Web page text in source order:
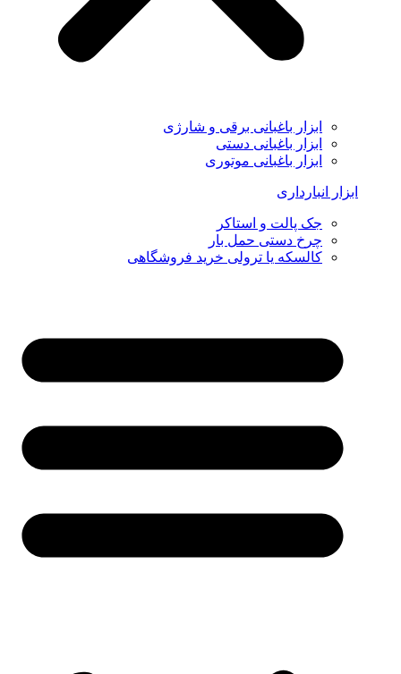
ابزار باغبانی برقی و شارژی
ابزار باغبانی دستی
ابزار باغبانی موتوری
ابزار انبارداری
جک پالت و استاکر
چرخ دستی حمل بار
کالسکه یا ترولی خرید فروشگاهی